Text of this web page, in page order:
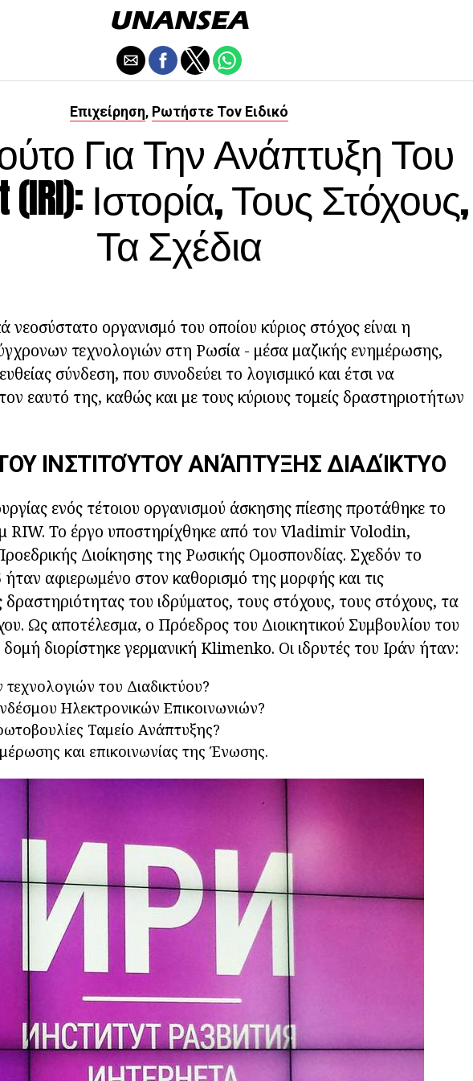
Επιχείρηση, Ρωτήστε Τον Ειδικό
Για Την Ανάπτυξη Του
Ιστορία, Τους Στόχους,
Τα Σχέδια
νεοσύστατο οργανισμό του οποίου κύριος στόχος είναι η
τεχνολογιών στη Ρωσία - μέσα μαζικής ενημέρωσης,
σύνδεση, που συνοδεύει το λογισμικό και έτσι να
εαυτό της, καθώς και με τους κύριους τομείς δραστηριοτήτων
ΙΝΣΤΙΤΟΎΤΟΥ ΑΝΆΠΤΥΞΗΣ ΔΙΑΔΊΚΤΥΟ
ενός τέτοιου οργανισμού άσκησης πίεσης προτάθηκε το
RIW. Το έργο υποστηρίχθηκε από τον Vladimir Volodin,
Διοίκησης της Ρωσικής Ομοσπονδίας. Σχεδόν το
αφιερωμένο στον καθορισμό της μορφής και τις
δραστηριότητας του ιδρύματος, τους στόχους, τους στόχους, τα
Ως αποτέλεσμα, ο Πρόεδρος του Διοικητικού Συμβουλίου του
διορίστηκε γερμανική Klimenko. Οι ιδρυτές του Ιράν ήταν:
του Διαδικτύου?
Ηλεκτρονικών Επικοινωνιών?
Ταμείο Ανάπτυξης?
και επικοινωνίας της Ένωσης.